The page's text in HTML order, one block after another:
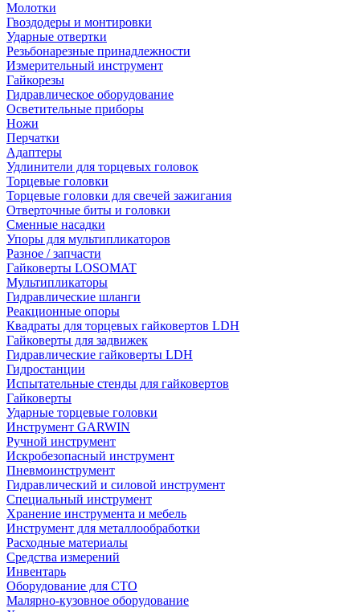
Молотки
Гвоздодеры и монтировки
Ударные отвертки
Резьбонарезные принадлежности
Измерительный инструмент
Гайкорезы
Гидравлическое оборудование
Осветительные приборы
Ножи
Перчатки
Адаптеры
Удлинители для торцевых головок
Торцевые головки
Торцевые головки для свечей зажигания
Отверточные биты и головки
Сменные насадки
Упоры для мультипликаторов
Разное / запчасти
Гайковерты LOSOMAT
Мультипликаторы
Гидравлические шланги
Реакционные опоры
Квадраты для торцевых гайковертов LDH
Гайковерты для задвижек
Гидравлические гайковерты LDH
Гидростанции
Испытательные стенды для гайковертов
Гайковерты
Ударные торцевые головки
Инструмент GARWIN
Ручной инструмент
Искробезопасный инструмент
Пневмоинструмент
Гидравлический и силовой инструмент
Специальный инструмент
Хранение инструмента и мебель
Инструмент для металлообработки
Расходные материалы
Средства измерений
Инвентарь
Оборудование для СТО
Малярно-кузовное оборудование